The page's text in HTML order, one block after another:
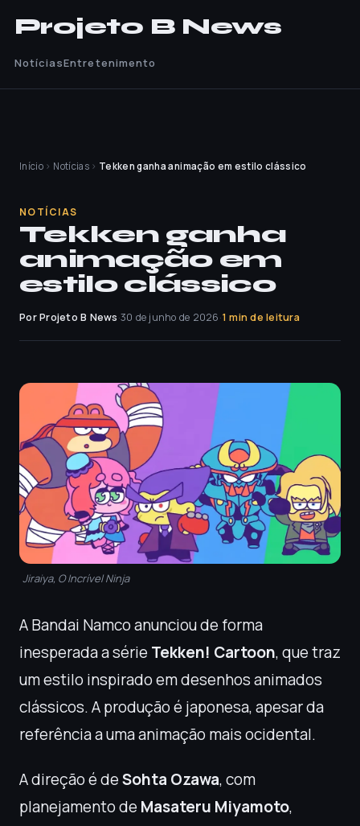
Projeto B News
NotíciasEntretenimento
Início › Notícias › Tekken ganha animação em estilo clássico
NOTÍCIAS
Tekken ganha
animação em
estilo clássico
Por Projeto B News·30 de junho de 2026·1 min de leitura
Jiraiya, O Incrível Ninja
A Bandai Namco anunciou de forma
inesperada a série Tekken! Cartoon, que traz
um estilo inspirado em desenhos animados
clássicos. A produção é japonesa, apesar da
referência a uma animação mais ocidental.
A direção é deSohta Ozawa, com
planejamento de Masateru Miyamoto,